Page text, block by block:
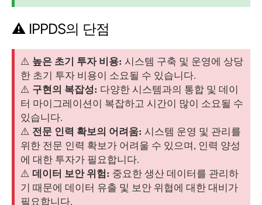
⚠️ IPPDS의 단점
⚠️ 높은 초기 투자 비용: 시스템 구축 및 운영에 상당
한 초기 투자 비용이 소요될 수 있습니다.
⚠️ 구현의 복잡성: 다양한 시스템과의 통합 및 데이
터 마이그레이션이 복잡하고 시간이 많이 소요될 수
있습니다.
⚠️ 전문 인력 확보의 어려움: 시스템 운영 및 관리를
위한 전문 인력 확보가 어려울 수 있으며, 인력 양성
에 대한 투자가 필요합니다.
⚠️ 데이터 보안 위험: 중요한 생산 데이터를 관리하
기 때문에 데이터 유출 및 보안 위협에 대한 대비가
필요합니다.